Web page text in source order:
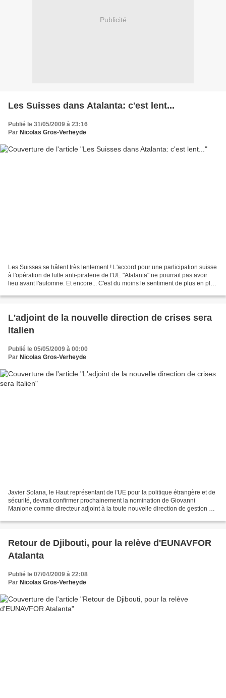
Publicité
Les Suisses dans Atalanta: c'est lent...
Publié le 31/05/2009 à 23:16
Par Nicolas Gros-Verheyde
Les Suisses se hâtent très lentement ! L'accord pour une participation suisse
à l'opération de lutte anti-piraterie de l'UE "Atalanta" ne pourrait pas avoir
lieu avant l'automne. Et encore... C'est du moins le sentiment de plus en plus
L'adjoint de la nouvelle direction de crises sera
Italien
Publié le 05/05/2009 à 00:00
Par Nicolas Gros-Verheyde
Javier Solana, le Haut représentant de l'UE pour la politique étrangère et de
sécurité, devrait confirmer prochainement la nomination de Giovanni
Manione comme directeur adjoint à la toute nouvelle direction de gestion et
Retour de Djibouti, pour la relève d'EUNAVFOR
Atalanta
Publié le 07/04/2009 à 22:08
Par Nicolas Gros-Verheyde